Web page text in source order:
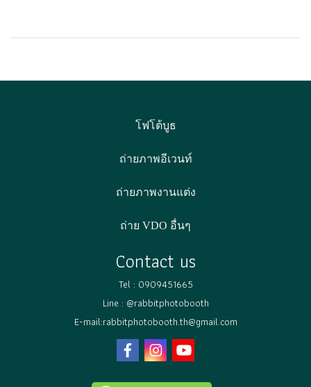
โฟโต้บูธ
ถ่ายภาพอีเวนท์
ถ่ายภาพงานแต่ง
ถ่าย VDO อื่นๆ
Contact us
Tel : 0909451665
Line : @rabbitphotobooth
E-mail:rabbitphotobooth.th@gmail.com